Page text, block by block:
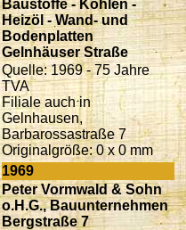
Baustoffe - Kohlen -
Heizöl - Wand- und
Bodenplatten
Gelnhäuser Straße
Quelle: 1969 - 75 Jahre
TVA
Filiale auch in
Gelnhausen,
Barbarossastraße 7
Originalgröße: 0 x 0 mm
1969
Peter Vormwald & Sohn
o.H.G., Bauunternehmen
Bergstraße 7